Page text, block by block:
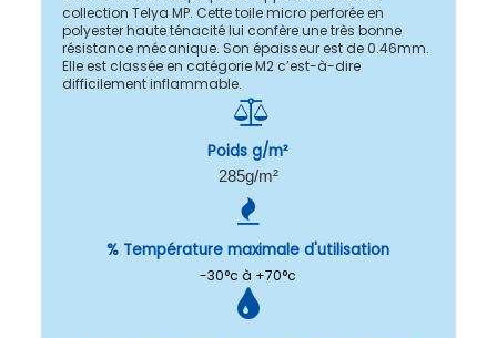
collection Telya MP. Cette toile micro perforée en
polyester haute ténacité lui confère une très bonne
résistance mécanique. Son épaisseur est de 0.46mm.
Elle est classée en catégorie M2 c’est-à-dire
difficilement inflammable.
Poids g/m²
285g/m²
% Température maximale d'utilisation
-30°c à +70°c